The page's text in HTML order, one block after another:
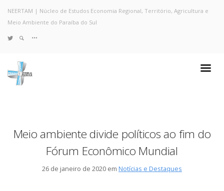
Resultados
Coleta no Estado do RJ
Grupo de Pesquisa
NEERTAM | Núcleo de Estudos Economia Regional, Território, Agricultura e
Meio Ambiente do Paraíba do Sul
Meio ambiente divide políticos ao fim do
Fórum Econômico Mundial
26 de janeiro de 2020 em Notícias e Destaques